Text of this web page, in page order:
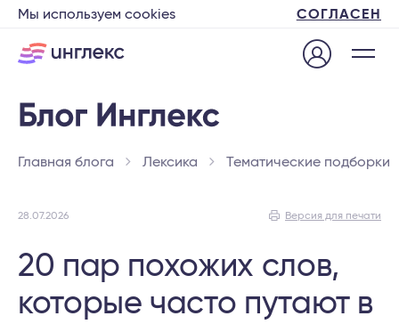
Мы используем cookies СОГЛАСЕН
Главная блога Лексика Тематические подборки
28.07.2026 Версия для печати
20 пар похожих слов,
которые часто путают в